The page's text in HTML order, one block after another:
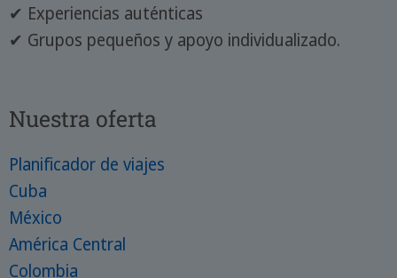
✔ Experiencias auténticas
✔ Grupos pequeños y apoyo individualizado.
Nuestra oferta
Planificador de viajes
Cuba
México
América Central
Colombia